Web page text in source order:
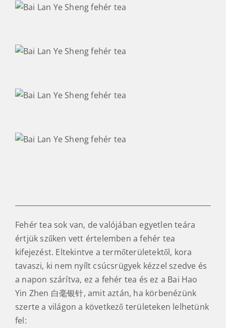
Fehér tea sok van, de valójában egyetlen teára
értjük szűken vett értelemben a fehér tea
kifejezést. Eltekintve a termőterületektől, kora
tavaszi, ki nem nyílt csúcsrügyek kézzel szedve és
a napon szárítva, ez a fehér tea és ez a Bai Hao
Yin Zhen 白毫银针, amit aztán, ha körbenézünk
szerte a világon a következő területeken lelhetünk
fel: